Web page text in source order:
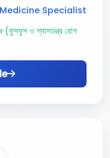
Specialist
(ফুসফুস ও শ্বাসতন্ত্র রোগ